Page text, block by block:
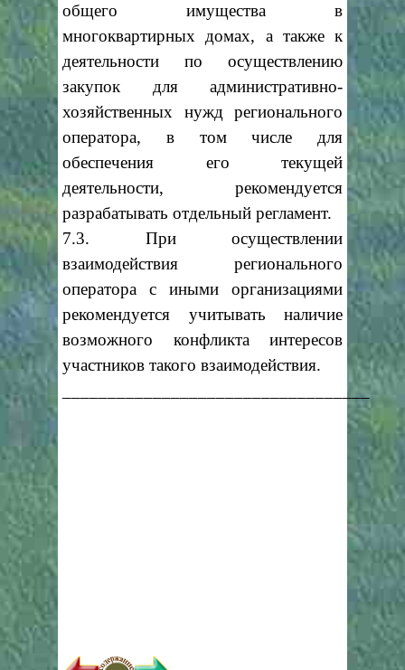
общего имущества в
многоквартирных домах, а также к
деятельности по осуществлению
закупок для административно-
хозяйственных нужд регионального
оператора, в том числе для
обеспечения его текущей
деятельности, рекомендуется
разрабатывать отдельный регламент.
7.3. При осуществлении
взаимодействия регионального
оператора с иными организациями
рекомендуется учитывать наличие
возможного конфликта интересов
участников такого взаимодействия.
__________________________________